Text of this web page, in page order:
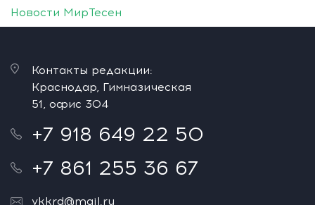
Новости МирТесен
Контакты редакции:
Краснодар, Гимназическая
51, офис 304
+7 918 649 22 50
+7 861 255 36 67
vkkrd@mail.ru